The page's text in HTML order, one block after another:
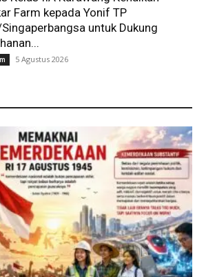
Farm kepada Yonif TP
untuk Dukung
5 Agustus 2026